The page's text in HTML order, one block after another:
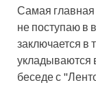
Самая главная
не поступаю в
заключается в
укладываются
беседе с